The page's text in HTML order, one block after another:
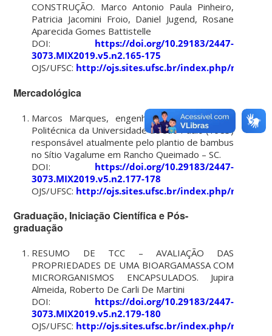
CONSTRUÇÃO. Marco Antonio Paula Pinheiro,
Patricia Jacomini Froio, Daniel Jugend, Rosane
Aparecida Gomes Battistelle
DOI: https://doi.org/10.29183/2447-
3073.MIX2019.v5.n2.165-175
OJS/UFSC: http://ojs.sites.ufsc.br/index.php/
Mercadológica
Marcos Marques, engenheiro civil na Escola
Politécnica da Universidade de São Paulo (1983)
responsável atualmente pelo plantio de bambus
no Sítio Vagalume em Rancho Queimado – SC.
DOI: https://doi.org/10.29183/2447-
3073.MIX2019.v5.n2.177-178
OJS/UFSC: http://ojs.sites.ufsc.br/index.php/
Graduação, Iniciação Científica e Pós-
graduação
RESUMO DE TCC – AVALIAÇÃO DAS
PROPRIEDADES DE UMA BIOARGAMASSA COM
MICRORGANISMOS ENCAPSULADOS. Jupira
Almeida, Roberto De Carli De Martini
DOI: https://doi.org/10.29183/2447-
3073.MIX2019.v5.n2.179-180
OJS/UFSC: http://ojs.sites.ufsc.br/index.php/